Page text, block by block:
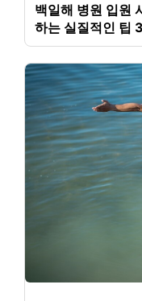
백일해 병원 입원
하는 실질적인 팁